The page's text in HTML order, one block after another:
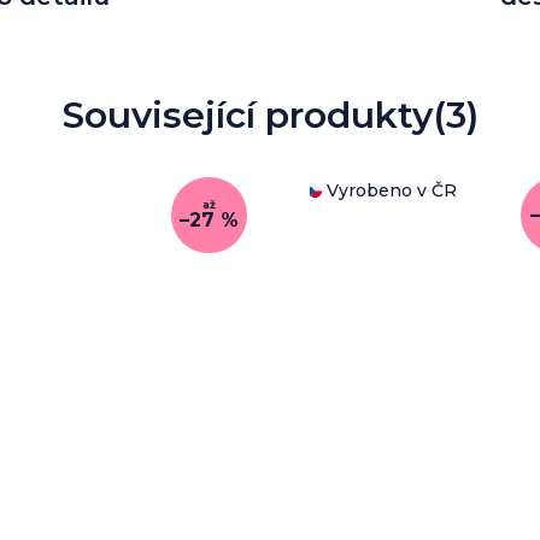
Související produkty(3)
až
–27 %
Vyrobeno v ČR